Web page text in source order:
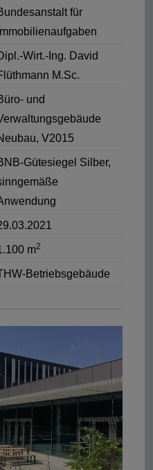
für
Immobilienaufgaben
Wirt.-Ing. David
M.Sc.
und
V2015
Gütesiegel Silber,
m2
Betriebsgebäude